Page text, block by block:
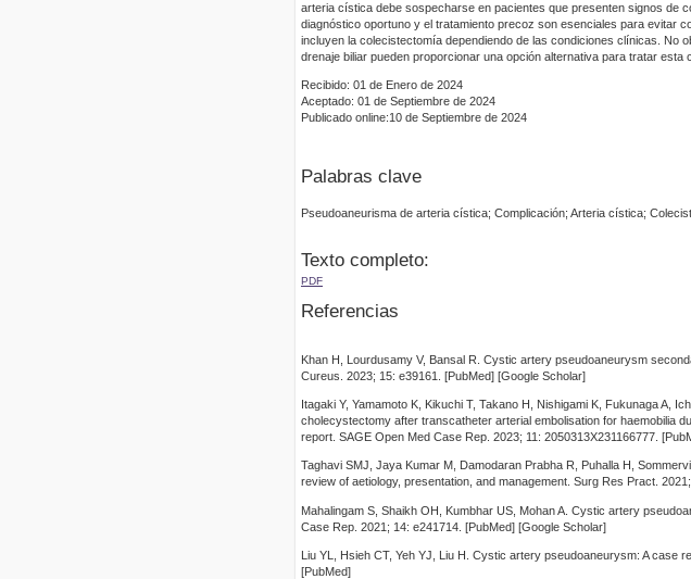
arteria cística debe sospecharse en pacientes que presenten signos de
diagnóstico oportuno y el tratamiento precoz son esenciales para evitar
incluyen la colecistectomía dependiendo de las condiciones clínicas. No
drenaje biliar pueden proporcionar una opción alternativa para tratar esta
Recibido: 01 de Enero de 2024
Aceptado: 01 de Septiembre de 2024
Publicado online:10 de Septiembre de 2024
Palabras clave
Pseudoaneurisma de arteria cística; Complicación; Arteria cística;
Texto completo:
PDF
Referencias
Khan H, Lourdusamy V, Bansal R. Cystic artery pseudoaneurysm
Cureus. 2023; 15: e39161. [PubMed] [Google Scholar]
Itagaki Y, Yamamoto K, Kikuchi T, Takano H, Nishigami K, Fukunaga A,
cholecystectomy after transcatheter arterial embolisation for haemobilia
report. SAGE Open Med Case Rep. 2023; 11: 2050313X231166777.
Taghavi SMJ, Jaya Kumar M, Damodaran Prabha R, Puhalla H,
review of aetiology, presentation, and management. Surg Res Pract.
Mahalingam S, Shaikh OH, Kumbhar US, Mohan A. Cystic artery
Case Rep. 2021; 14: e241714. [PubMed] [Google Scholar]
Liu YL, Hsieh CT, Yeh YJ, Liu H. Cystic artery pseudoaneurysm: A case
[PubMed]